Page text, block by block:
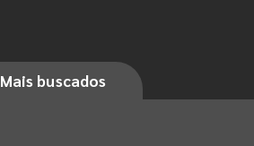
Mais buscados